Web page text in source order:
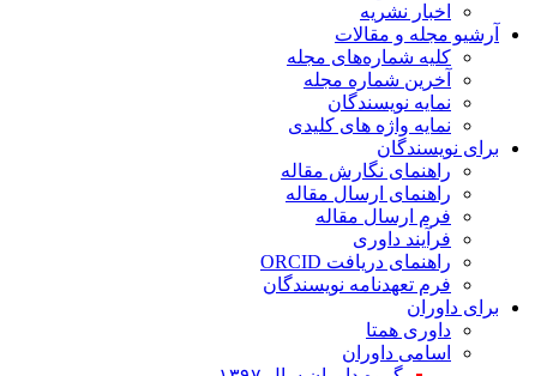
اخبار نشریه
آرشیو مجله و مقالات
کلیه شماره‌های مجله
آخرین شماره مجله
نمایه نویسندگان
نمایه واژه های کلیدی
برای نویسندگان
راهنمای نگارش مقاله
راهنمای ارسال مقاله
فرم ارسال مقاله
فرآیند داوری
راهنمای دریافت ORCID
فرم تعهدنامه نویسندگان
برای داوران
داوری همتا
اسامی داوران